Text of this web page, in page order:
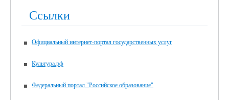
Ссылки
Официальный интернет-портал государственных услуг
Культура.рф
Федеральный портал "Российское образование"